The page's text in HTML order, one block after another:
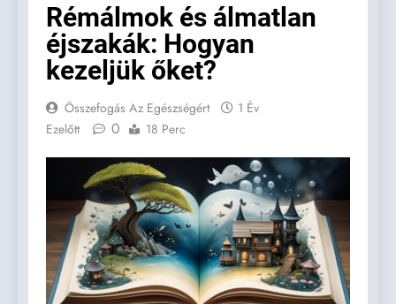
Rémálmok és álmatlan
éjszakák: Hogyan
kezeljük őket?
Összefogás Az Egészségért
1 Év
Ezelőtt
0 18 Perc